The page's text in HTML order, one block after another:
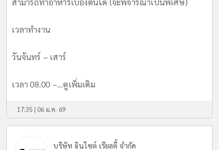
เวลาทำงาน
วันจันทร์ – เสาร์
เวลา 08.00 –...ดูเพิ่มเติม
17:35 | 06 ม.ค. 69
บริษัท อินไซต์ เรียลตี้ จำกัด